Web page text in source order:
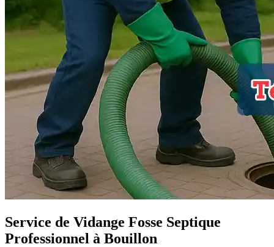
Service de Vidange Fosse Septique
Professionnel à Bouillon